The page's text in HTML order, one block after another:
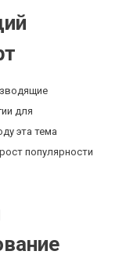
для
эта тема
популярности